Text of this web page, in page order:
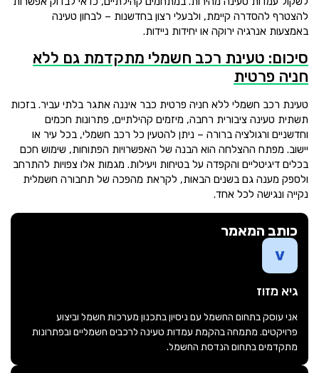
להצטרף להסדרה קיימת, ולבעלי רצון בחדשנות – לבחון טעינה
באמצעות אנרגיה ירוקה או יחידות ניידות.
סיכום: טעינת רכב חשמלי מתקדמת גם ללא
חניה פרטית
טעינת רכב חשמלי ללא חניה פרטית כבר איננה אתגר בלתי עביר. בזכות
תשתית טעינה ציבורית רחבה, מיזמים קהילתיים, פתרונות חכמים
וחדשניים ורגולציה ברורה – ניתן להטעין כל רכב חשמלי, בכל עיר או
יישוב. מפתח ההצלחה הוא הבנה של האפשרויות הפתוחות, שימוש חכם
בכלים דיגיטליים והקפדה על בטיחות ויעילות. מגמות אלו צפויות להתרחב
ולספק מענה גם בשנים הבאות, לקראת מהפכה של תחבורה חשמלית
נקייה ונגישה לכל אחד.
כותב המאמר
גיא מזוז
אני עוסק בתחום החשמל עם ניסיון בתכנון מערכות חשמל וביצוע
פרויקטים. מתמחה בהקמת עמדות טעינה לרכבים חשמליים ובפתרונות
מתקדמים בתחום הנדסת החשמל.